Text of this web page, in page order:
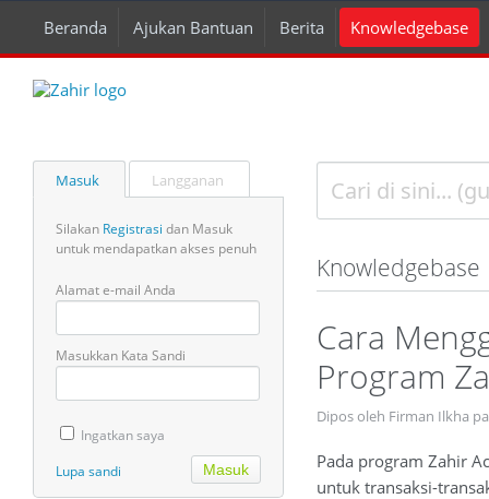
Beranda Ajukan Bantuan Berita Knowledgebase
Masuk Langganan
Silakan Registrasi dan Masuk
untuk mendapatkan akses penuh
Alamat e-mail Anda
Masukkan Kata Sandi
Ingatkan saya
Lupa sandi
Knowledgebase
Cara
Program
Dipos oleh Firman Ilkha
Pada program Zahir
untuk transaksi-